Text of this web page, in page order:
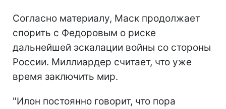
Согласно материалу, Маск продолжает
спорить с Федоровым о риске
дальнейшей эскалации войны со стороны
России. Миллиардер считает, что уже
время заключить мир.
"Илон постоянно говорит, что пора